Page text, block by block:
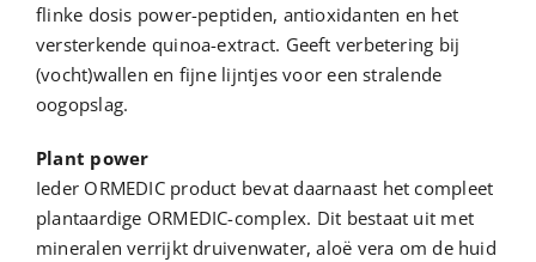
flinke dosis power-peptiden, antioxidanten en het
versterkende quinoa-extract. Geeft verbetering bij
(vocht)wallen en fijne lijntjes voor een stralende
oogopslag.
Plant power
Ieder ORMEDIC product bevat daarnaast het compleet
plantaardige ORMEDIC-complex. Dit bestaat uit met
mineralen verrijkt druivenwater, aloë vera om de huid